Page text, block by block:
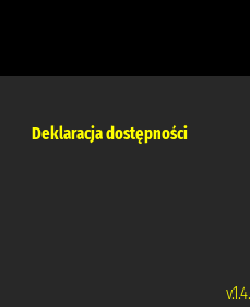
Deklaracja dostępności